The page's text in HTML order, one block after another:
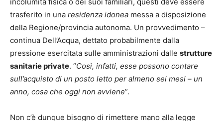
trasferito in una residenza idonea messa a disposizione
della Regione/provincia autonoma. Un provvedimento –
continua Dell’Acqua, dettato probabilmente dalla
pressione esercitata sulle amministrazioni dalle strutture
sanitarie private. “Così, infatti, esse possono contare
sull’acquisto di un posto letto per almeno sei mesi – un
anno, cosa che oggi non avviene”.
Non c’è dunque bisogno di rimettere mano alla legge